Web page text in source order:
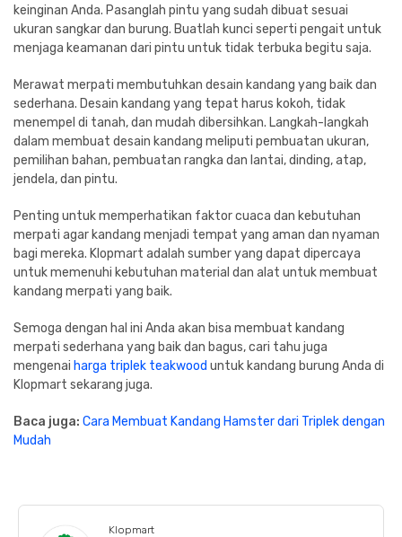
keinginan Anda. Pasanglah pintu yang sudah dibuat sesuai
ukuran sangkar dan burung. Buatlah kunci seperti pengait untuk
menjaga keamanan dari pintu untuk tidak terbuka begitu saja.
Merawat merpati membutuhkan desain kandang yang baik dan
sederhana. Desain kandang yang tepat harus kokoh, tidak
menempel di tanah, dan mudah dibersihkan. Langkah-langkah
dalam membuat desain kandang meliputi pembuatan ukuran,
pemilihan bahan, pembuatan rangka dan lantai, dinding, atap,
jendela, dan pintu.
Penting untuk memperhatikan faktor cuaca dan kebutuhan
merpati agar kandang menjadi tempat yang aman dan nyaman
bagi mereka. Klopmart adalah sumber yang dapat dipercaya
untuk memenuhi kebutuhan material dan alat untuk membuat
kandang merpati yang baik.
Semoga dengan hal ini Anda akan bisa membuat kandang
merpati sederhana yang baik dan bagus, cari tahu juga
mengenai harga triplek teakwood untuk kandang burung Anda di
Klopmart sekarang juga.
Baca juga: Cara Membuat Kandang Hamster dari Triplek dengan
Mudah
Klopmart